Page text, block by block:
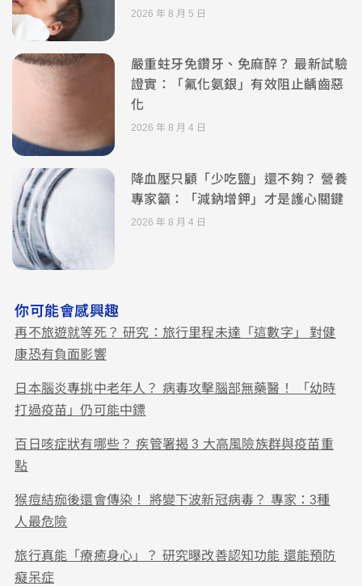
2026 年 8 月 5 日
嚴重蛀牙免鑽牙、免麻醉？ 最新試驗
證實：「氟化氨銀」有效阻止齲齒惡
化
2026 年 8 月 4 日
降血壓只顧「少吃鹽」還不夠？ 營養
專家籲：「減鈉增鉀」才是護心關鍵
2026 年 8 月 4 日
你可能會感興趣
再不旅遊就等死？ 研究：旅行里程未達「這數字」 對健
康恐有負面影響
日本腦炎專挑中老年人？ 病毒攻擊腦部無藥醫！ 「幼時
打過疫苗」仍可能中鏢
百日咳症狀有哪些？ 疾管署揭 3 大高風險族群與疫苗重
點
猴痘結痂後還會傳染！ 將變下波新冠病毒？ 專家：3種
人最危險
旅行真能「療癒身心」？ 研究曝改善認知功能 還能預防
癡呆症